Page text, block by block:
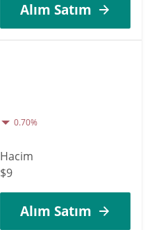
Alım Satım
0.70%
Hacim
$9
Alım Satım